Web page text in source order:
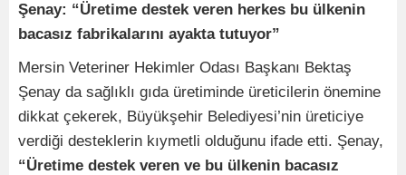
Şenay: “Üretime destek veren herkes bu ülkenin
bacasız fabrikalarını ayakta tutuyor”
Mersin Veteriner Hekimler Odası Başkanı Bektaş
Şenay da sağlıklı gıda üretiminde üreticilerin önemine
dikkat çekerek, Büyükşehir Belediyesi’nin üreticiye
verdiği desteklerin kıymetli olduğunu ifade etti. Şenay,
“Üretime destek veren ve bu ülkenin bacasız